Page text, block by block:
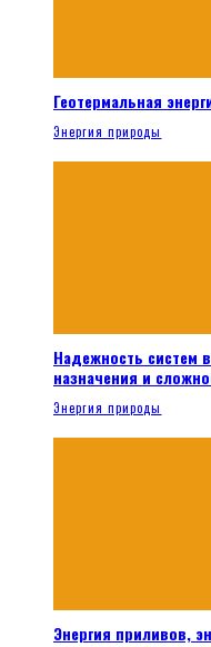
Геотермальная
Энергия природы
Надежность систем
назначения и
Энергия природы
Энергия приливов,